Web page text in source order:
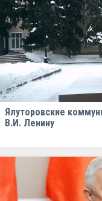
Ялуторовские
В.И. Ленину